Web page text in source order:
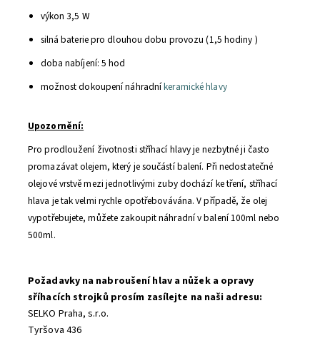
výkon 3,5 W
silná baterie pro dlouhou dobu provozu (1,5 hodiny )
doba nabíjení: 5 hod
možnost dokoupení náhradníkeramické hlavy
Upozornění:
Pro prodloužení životnosti stříhací hlavy je nezbytné ji často
promazávat olejem, který je součástí balení. Při nedostatečné
olejové vrstvě mezi jednotlivými zuby dochází ke tření, stříhací
hlava je tak velmi rychle opotřebovávána. V případě, že olej
vypotřebujete, můžete zakoupit náhradní v balení 100ml nebo
500ml.
Požadavky na nabroušení hlav a nůžek a opravy
sříhacích strojků prosím zasílejte na naši adresu:
SELKO Praha, s.r.o.
Tyršova 436